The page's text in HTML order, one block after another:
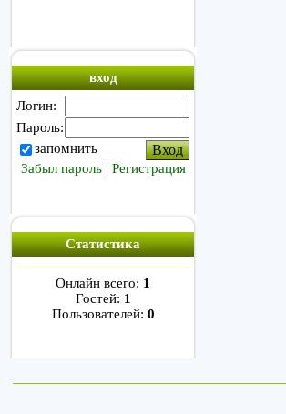
вход
Логин:
Пароль:
запомнить
Забыл пароль| Регистрация
Статистика
Онлайн всего: 1
Гостей: 1
Пользователей: 0